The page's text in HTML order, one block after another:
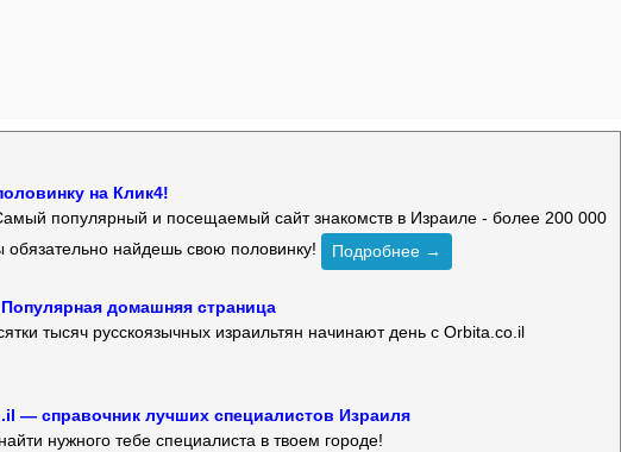
на Клик4!
популярный и посещаемый сайт знакомств в Израиле - более 200 000
обязательно найдешь свою половинку!
Подробнее →
домашняя страница
тысяч русскоязычных израильтян начинают день с Orbita.co.il
— справочник лучших специалистов Израиля
нужного тебе специалиста в твоем городе!